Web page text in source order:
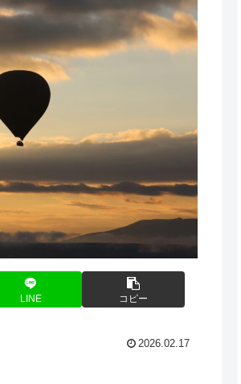
LINE コピー
2026.02.17